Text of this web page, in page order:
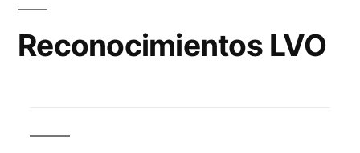
Reconocimientos LVO